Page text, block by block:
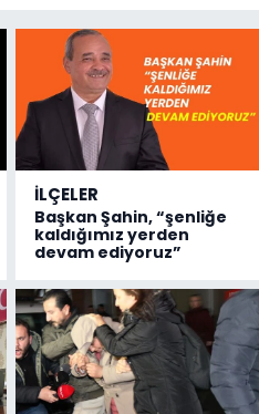
İLÇELER
Başkan Şahin, “şenliğe
kaldığımız yerden
devam ediyoruz”